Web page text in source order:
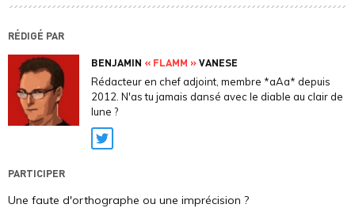
RÉDIGÉ PAR
BENJAMIN « FLAMM »VANESE
Rédacteur en chef adjoint, membre *aAa* depuis
2012. N'as tu jamais dansé avec le diable au clair de
lune ?
Twitter
PARTICIPER
Une faute d'orthographe ou une imprécision ?